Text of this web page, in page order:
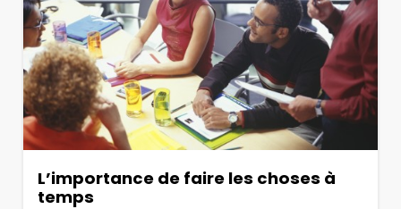
L’importance de faire les choses à
temps